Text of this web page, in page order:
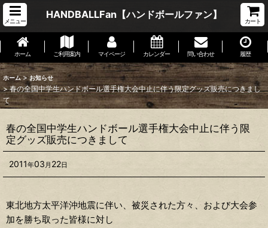
メニュー
HANDBALLFan【ハンドボールファン】
カート
ホーム ご利用案内 マイページ カレンダー 問い合わせ 履歴
ホーム > お知らせ
> 春の全国中学生ハンドボール選手権大会中止に伴う限定グッズ販売につきまし
て
春の全国中学生ハンドボール選手権大会中止に伴う限
定グッズ販売につきまして
2011年03 月 22日
東北地方太平洋沖地震に伴い、被災された方々、および大会参
加を勝ち取った皆様に対し